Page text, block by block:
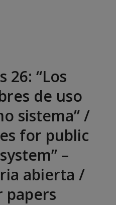
26: “Los
de uso
sistema” /
for public
–
abierta /
papers